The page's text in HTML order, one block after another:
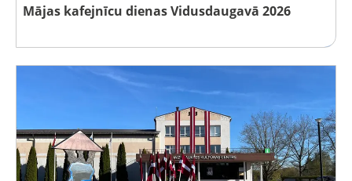
Mājas kafejnīcu dienas Vidusdaugavā 2026